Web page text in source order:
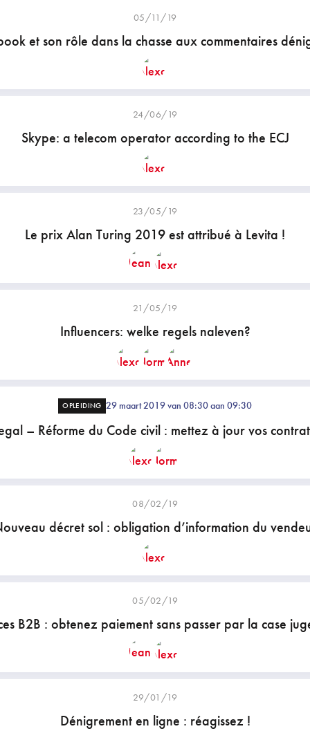
05/11/19
et son rôle dans la chasse aux commentaires
24/06/19
Skype: a telecom operator according to the ECJ
23/05/19
Le prix Alan Turing 2019 est attribué à Levita !
21/05/19
Influencers: welke regels naleven?
OPLEIDING 29 maart 2019 van 08:30 aan 09:30
– Réforme du Code civil : mettez à jour vos
08/02/19
décret sol : obligation d’information du
05/02/19
B2B : obtenez paiement sans passer par la case
29/01/19
Dénigrement en ligne : réagissez !